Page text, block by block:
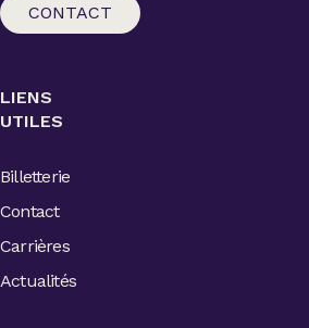
CONTACT
LIENS
UTILES
Billetterie
Contact
Carrières
Actualités